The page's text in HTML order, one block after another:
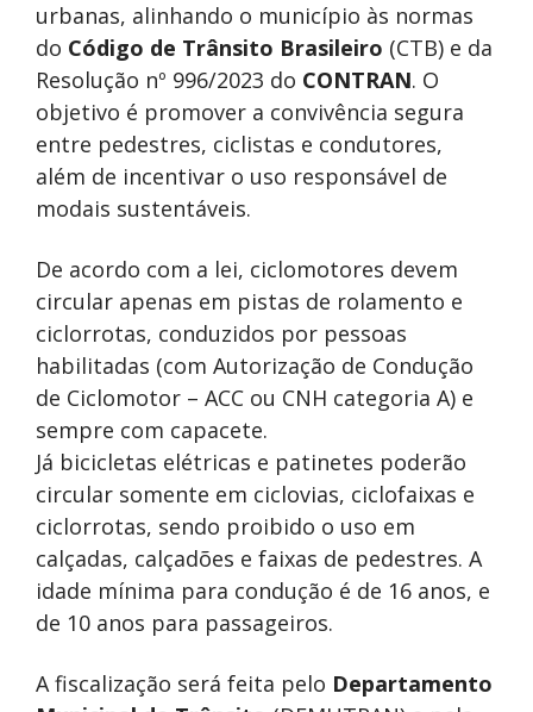
urbanas, alinhando o município às normas
do Código de Trânsito Brasileiro (CTB) e da
Resolução nº 996/2023 do CONTRAN. O
objetivo é promover a convivência segura
entre pedestres, ciclistas e condutores,
além de incentivar o uso responsável de
modais sustentáveis.
De acordo com a lei, ciclomotores devem
circular apenas em pistas de rolamento e
ciclorrotas, conduzidos por pessoas
habilitadas (com Autorização de Condução
de Ciclomotor – ACC ou CNH categoria A) e
sempre com capacete.
Já bicicletas elétricas e patinetes poderão
circular somente em ciclovias, ciclofaixas e
ciclorrotas, sendo proibido o uso em
calçadas, calçadões e faixas de pedestres. A
idade mínima para condução é de 16 anos, e
de 10 anos para passageiros.
A fiscalização será feita pelo Departamento